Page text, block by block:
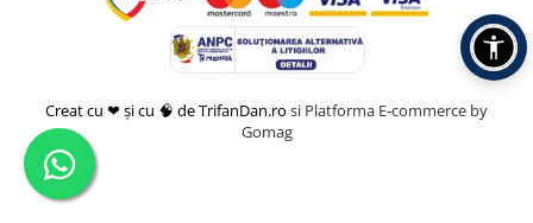
Creat cu ❤ și cu 🧠 de TrifanDan.ro si Platforma E-commerce by
Gomag